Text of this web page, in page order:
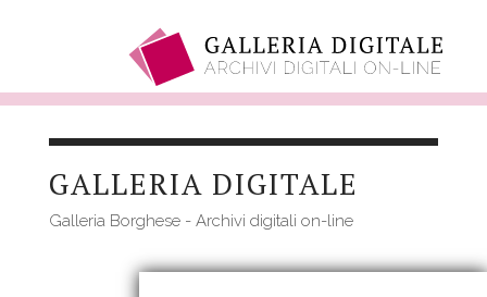
contenutoGALLERIA DIGITALE
Galleria Borghese - Archivi digitali on-line